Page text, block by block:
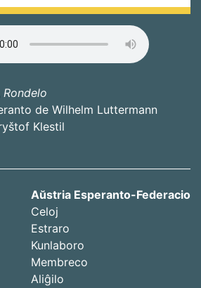
Rondelo
de Wilhelm Luttermann
Klestil
Aŭstria Esperanto-Federacio
Celoj
Estraro
Kunlaboro
Membreco
Aliĝilo